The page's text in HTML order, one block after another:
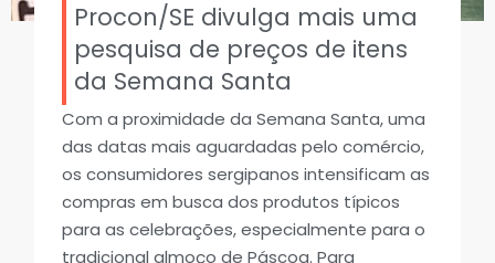
Procon/SE divulga mais uma
pesquisa de preços de itens
da Semana Santa
Com a proximidade da Semana Santa, uma
das datas mais aguardadas pelo comércio,
os consumidores sergipanos intensificam as
compras em busca dos produtos típicos
para as celebrações, especialmente para o
tradicional almoço de Páscoa. Para